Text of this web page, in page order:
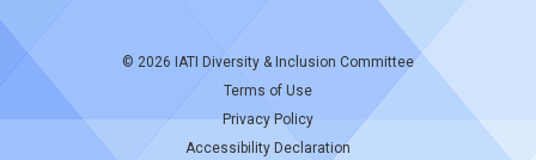
© 2026 IATI Diversity & Inclusion Committee
Terms of Use
Privacy Policy
Accessibility Declaration